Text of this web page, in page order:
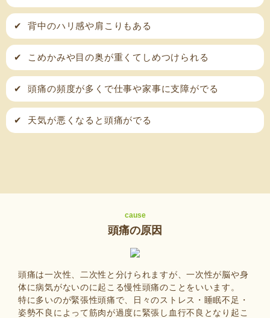
✔ 背中のハリ感や肩こりもある
✔ こめかみや目の奥が重くてしめつけられる
✔ 頭痛の頻度が多くで仕事や家事に支障がでる
✔ 天気が悪くなると頭痛がでる
cause
頭痛の原因
頭痛は一次性、二次性と分けられますが、一次性が脳や身
体に病気がないのに起こる慢性頭痛のことをいいます。
特に多いのが緊張性頭痛で、日々のストレス・睡眠不足・
姿勢不良によって筋肉が過度に緊張し血行不良となり起こ